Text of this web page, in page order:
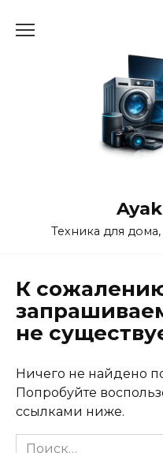
Техника для
К
не
Ничего не найдено
Попробуйте
ссылками ниже.
Search